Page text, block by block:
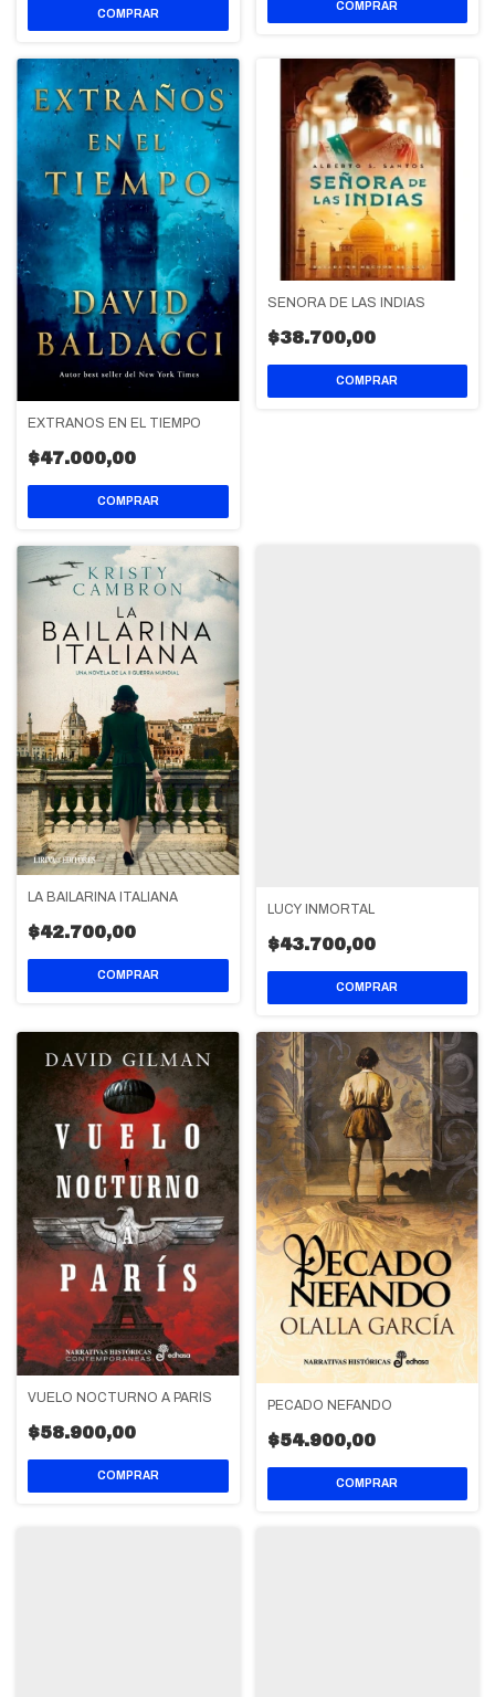
EXTRAÑOS EN EL TIEMPO
$47.000,00
SEÑORA DE LAS INDIAS
$38.700,00
LA BAILARINA ITALIANA
$42.700,00
LUCY INMORTAL
$43.700,00
VUELO NOCTURNO A PARÍS
$58.900,00
PECADO NEFANDO
$54.900,00